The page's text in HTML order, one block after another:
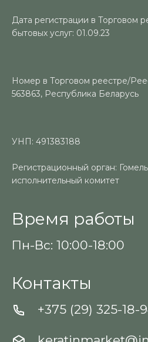
Дата регистрации в Торговом
бытовых услуг: 01.09.23
Номер в Торговом реестре/
563863, Республика Беларусь
УНП: 491383188
Регистрационный орган:
исполнительный комитет
Время работы
Пн-Вс: 10:00-18:00
Контакты
+375 (29) 325-18-